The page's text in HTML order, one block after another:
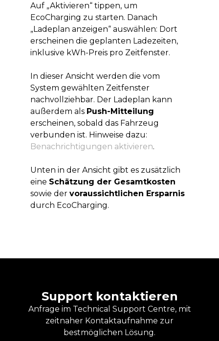
Auf „Aktivieren“ tippen, um
EcoCharging zu starten. Danach
„Ladeplan anzeigen“ auswählen: Dort
erscheinen die geplanten Ladezeiten,
inklusive kWh-Preis pro Zeitfenster.
In dieser Ansicht werden die vom
System gewählten Zeitfenster
nachvollziehbar. Der Ladeplan kann
außerdem als Push-Mitteilung
erscheinen, sobald das Fahrzeug
verbunden ist. Hinweise dazu:
Benachrichtigungen aktivieren.
Unten in der Ansicht gibt es zusätzlich
eine Schätzung der Gesamtkosten
sowie der voraussichtlichen Ersparnis
durch EcoCharging.
Support kontaktieren
Anfrage im Technical Support Centre, mit
zeitnaher Kontaktaufnahme zur
bestmöglichen Lösung.